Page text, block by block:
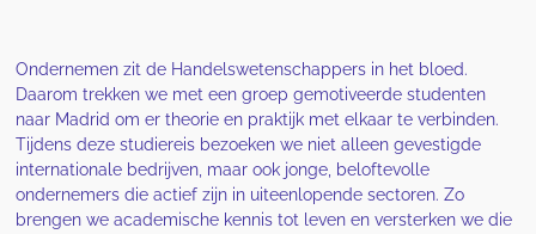
Ondernemen zit de Handelswetenschappers in het bloed.
Daarom trekken we met een groep gemotiveerde studenten
naar Madrid om er theorie en praktijk met elkaar te verbinden.
Tijdens deze studiereis bezoeken we niet alleen gevestigde
internationale bedrijven, maar ook jonge, beloftevolle
ondernemers die actief zijn in uiteenlopende sectoren. Zo
brengen we academische kennis tot leven en versterken we die